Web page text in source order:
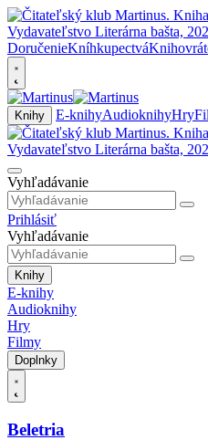
DoručenieKníhkupectvá
Knihy E-knihyAudioknihyHry
Vyhľadávanie
Prihlásiť
Vyhľadávanie
Knihy
E-knihy
Audioknihy
Hry
Filmy
Doplnky
Beletria